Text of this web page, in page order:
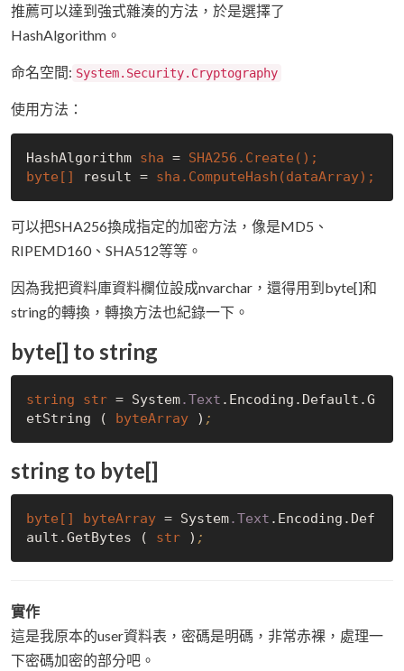
推薦可以達到強式雜湊的方法，於是選擇了
HashAlgorithm。
命名空間: System.Security.Cryptography
使用方法：
HashAlgorithm sha =
byte[]
result =
可以把SHA256換成指定的加密方法，像是MD5、
RIPEMD160、SHA512等等。
因為我把資料庫資料欄位設成nvarchar，還得用到byte[]和
string的轉換，轉換方法也紀錄一下。
byte[] to string
string str = System.Text .Encoding.Default.G
etString ( byteArray ) ;
string to byte[]
byte[] byteArray = System.Text .Encoding.Def
ault.GetBytes ( str ) ;
實作
這是我原本的user資料表，密碼是明碼，非常赤裸，處理一
下密碼加密的部分吧。